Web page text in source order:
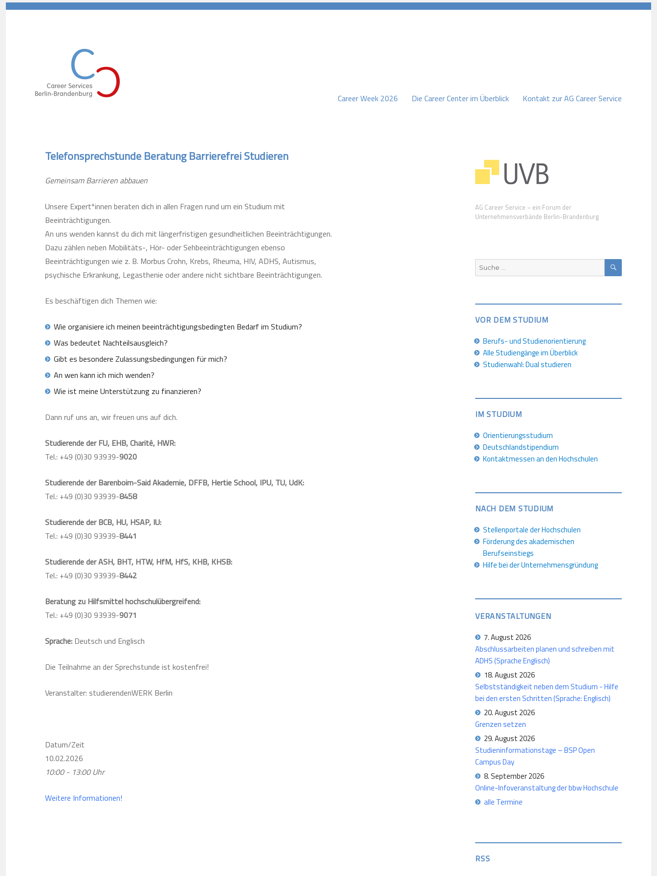
Career Week 2026 Die Career Center im Überblick Kontakt zur AG Career Service
Telefonsprechstunde Beratung Barrierefrei Studieren
Gemeinsam Barrieren abbauen
Unsere Expert*innen beraten dich in allen Fragen rund um ein Studium mit
Beeinträchtigungen.
An uns wenden kannst du dich mit längerfristigen gesundheitlichen Beeinträchtigungen.
Dazu zählen neben Mobilitäts-, Hör- oder Sehbeeinträchtigungen ebenso
Beeinträchtigungen wie z. B. Morbus Crohn, Krebs, Rheuma, HIV, ADHS, Autismus,
psychische Erkrankung, Legasthenie oder andere nicht sichtbare Beeinträchtigungen.
Es beschäftigen dich Themen wie:
Wie organisiere ich meinen beeinträchtigungsbedingten Bedarf im Studium?
Was bedeutet Nachteilsausgleich?
Gibt es besondere Zulassungsbedingungen für mich?
An wen kann ich mich wenden?
Wie ist meine Unterstützung zu finanzieren?
Dann ruf uns an, wir freuen uns auf dich.
Studierende der FU, EHB, Charité, HWR:
Tel.: +49 (0)30 93939-9020
Studierende der Barenboim-Said Akademie, DFFB, Hertie School, IPU, TU, UdK:
Tel.: +49 (0)30 93939-8458
Studierende der BCB, HU, HSAP, IU:
Tel.: +49 (0)30 93939-8441
Studierende der ASH, BHT, HTW, HfM, HfS, KHB, KHSB:
Tel.: +49 (0)30 93939-8442
Beratung zu Hilfsmittel hochschulübergreifend:
Tel.: +49 (0)30 93939-9071
Sprache: Deutsch und Englisch
Die Teilnahme an der Sprechstunde ist kostenfrei!
Veranstalter: studierendenWERK Berlin
Datum/Zeit
10.02.2026
10:00 - 13:00 Uhr
Weitere Informationen!
AG Career Service – ein Forum der
Unternehmensverbände Berlin-Brandenburg
Suche
nach:
SUCHEN
VOR DEM STUDIUM
Berufs- und Studienorientierung
Alle Studiengänge im Überblick
Studienwahl: Dual studieren
IM STUDIUM
Orientierungsstudium
Deutschlandstipendium
Kontaktmessen an den Hochschulen
NACH DEM STUDIUM
Stellenportale der Hochschulen
Förderung des akademischen
Berufseinstiegs
Hilfe bei der Unternehmensgründung
VERANSTALTUNGEN
7. August 2026
Abschlussarbeiten planen und schreiben mit
ADHS (Sprache Englisch)
18. August 2026
Selbstständigkeit neben dem Studium - Hilfe
bei den ersten Schritten (Sprache: Englisch)
20. August 2026
Grenzen setzen
29. August 2026
Studieninformationstage – BSP Open
Campus Day
8. September 2026
Online-Infoveranstaltung der bbw Hochschule
alle Termine
RSS